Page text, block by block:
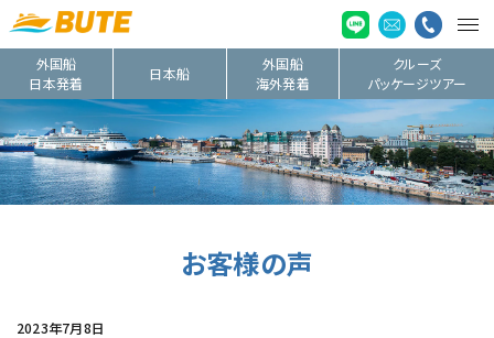
外国船
日本発着
日本船
外国船
海外発着
クルーズ
パッケージツアー
お客様の声
2023年7月8日